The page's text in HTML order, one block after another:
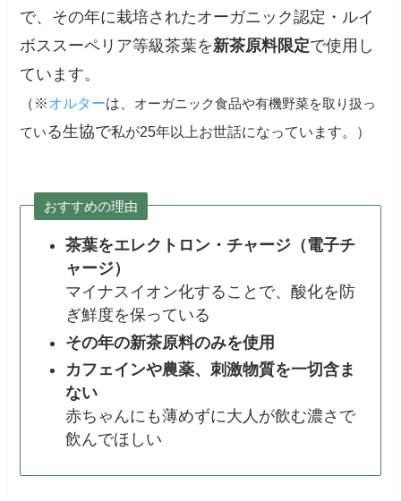
で、その年に栽培されたオーガニック認定・ルイ
ボススーペリア等級茶葉を新茶原料限定で使用し
ています。
（※オルターは、
オーガニック食品や有機野菜を取り扱っ
ている生協で私が25年以上お世話になっています。）
おすすめの理由
茶葉をエレクトロン・チャージ（電子チ
ャージ）
マイナスイオン化することで、酸化を防
ぎ鮮度を保っている
その年の新茶原料のみを使用
カフェインや農薬、刺激物質を一切含ま
ない
赤ちゃんにも薄めずに大人が飲む濃さで
飲んでほしい